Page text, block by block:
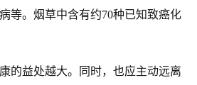
等。烟草中含有约70种已知致癌化
的益处越大。同时，也应主动远离